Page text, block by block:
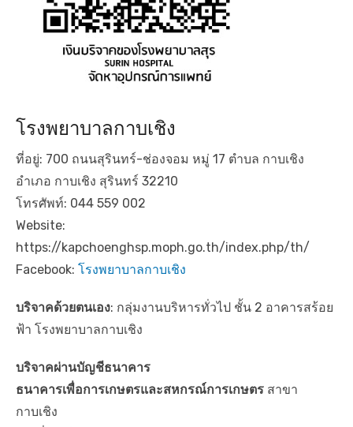
โรงพยาบาลกาบเชิง
ที่อยู่: 700 ถนนสุรินทร์-ช่องจอม หมู่ 17 ตำบล กาบเชิง
อำเภอ กาบเชิง สุรินทร์ 32210
โทรศัพท์: 044 559 002
Website:
https://kapchoenghsp.moph.go.th/index.php/th/
Facebook: โรงพยาบาลกาบเชิง
บริจาคด้วยตนเอง: กลุ่มงานบริหารทั่วไป ชั้น 2 อาคารสร้อย
ฟ้า โรงพยาบาลกาบเชิง
บริจาคผ่านบัญชีธนาคาร
ธนาคารเพื่อการเกษตรและสหกรณ์การเกษตร สาขา
กาบเชิง